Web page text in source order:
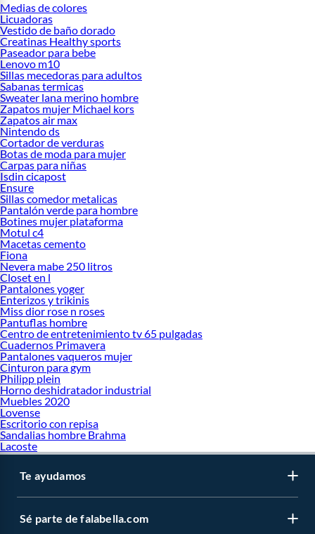
Medias de colores
Licuadoras
Vestido de baño dorado
Creatinas Healthy sports
Paseador para bebe
Lenovo m10
Sillas mecedoras para adultos
Sabanas termicas
Sweater lana merino hombre
Zapatos mujer Michael kors
Zapatos air max
Nintendo ds
Cortador de verduras
Botas de moda para mujer
Carpas para niñas
Isdin cicapost
Ensure
Sillas comedor metalicas
Pantalón verde para hombre
Botines mujer plataforma
Motul c4
Macetas cemento
Fiona
Nevera mabe 250 litros
Closet en l
Pantalones yoger
Enterizos y trikinis
Miss dior rose n roses
Pantuflas hombre
Centro de entretenimiento tv 65 pulgadas
Cuadernos Primavera
Pantalones vaqueros mujer
Cinturon para gym
Philipp plein
Horno deshidratador industrial
Muebles 2020
Lovense
Escritorio con repisa
Sandalias hombre Brahma
Lacoste
Te ayudamos
Sé parte de falabella.com